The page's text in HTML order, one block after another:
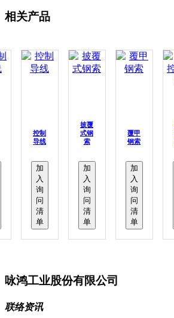
相关产品
控制
导线
加
入
询
问
清
单
披覆
式钢
索
加
入
询
问
清
单
覆甲
钢索
加
入
询
问
清
单
咏鸿工业股份有限公司
联络资讯